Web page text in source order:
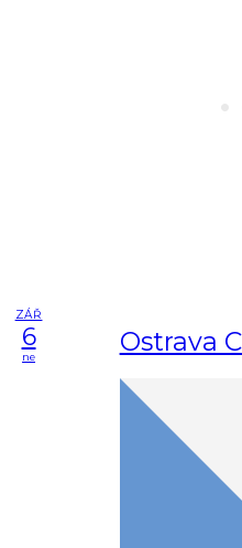
ZÁŘ
6
ne Ostrava